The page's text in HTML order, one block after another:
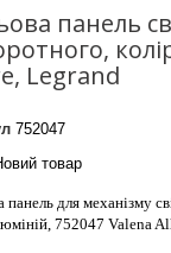
Lezard Deriy
панель
Legrand
752047
товар
панель для механізму
752047 Valena